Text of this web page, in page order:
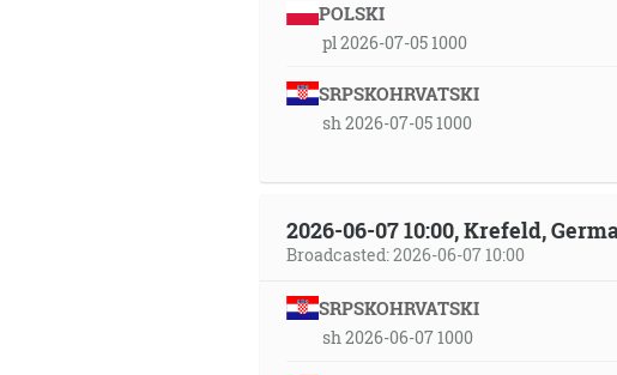
POLSKI
pl 2026-07-05 1000
SRPSKOHRVATSKI
sh 2026-07-05 1000
2026-06-07 10:00, Krefeld,
Broadcasted: 2026-06-07 10:00
SRPSKOHRVATSKI
sh 2026-06-07 1000